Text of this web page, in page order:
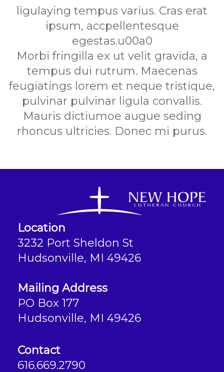
ligulaying tempus varius. Cras erat
ipsum, accpellentesque
egestas.u00a0
Morbi fringilla ex ut velit gravida, a
tempus dui rutrum. Maecenas
feugiatings lorem et neque tristique,
pulvinar pulvinar ligula convallis.
Mauris dictiumoe augue seding
rhoncus ultricies. Donec mi purus.
Location
3232 Port Sheldon St
Hudsonville, MI 49426
Mailing Address
PO Box 177
Hudsonville, MI 49426
Contact
616.669.2790